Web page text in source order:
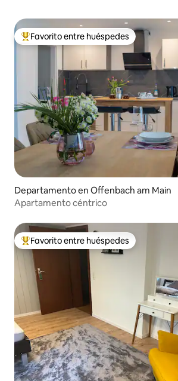
De los mejores en Favorito entre
Favorito entre huéspedes
Departamento en Offenbach am Main
Apartamento céntrico
De los mejores en Favorito entre
Favorito entre huéspedes